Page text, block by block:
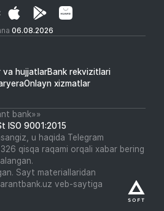
06.08.2026
va hujjatlarBank rekvizitlari
Onlayn xizmatlar
bank»»
ISO 9001:2015
u haqida Telegram
qisqa raqami orqali xabar bering
Sayt materiallaridan
veb-saytiga